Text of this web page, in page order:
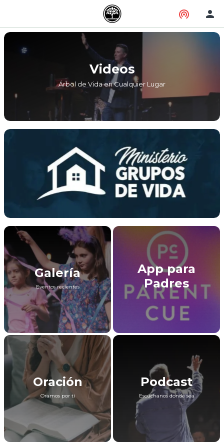
Videos
Árbol de Vida en Cualquier Lugar
Galería
Eventos recientes
App para
Padres
Oración
Oramos por ti
Podcast
Escúchanos donde sea